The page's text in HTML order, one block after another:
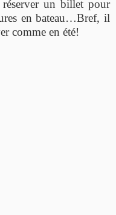
un billet pour
en bateau…Bref, il
comme en été!